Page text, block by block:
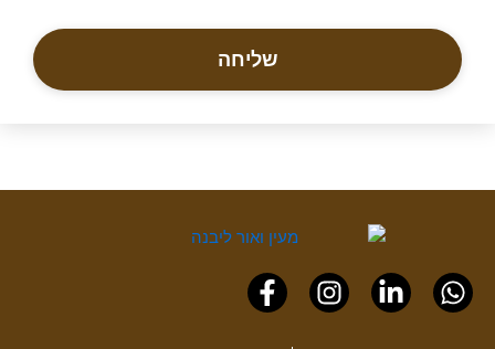
שליחה
Whatsapp
Linkedin-
in
Instagram
Facebook-
f